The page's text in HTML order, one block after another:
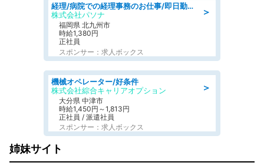
＞
経理/病院での経理事務のお仕事/即日勤務可/車通勤可/経理/一般事務
株式会社パソナ
福岡県 北九州市
時給1,380円
正社員
スポンサー：求人ボックス
＞
機械オペレーター/好条件
株式会社綜合キャリアオプション
大分県 中津市
時給1,450円～1,813円
正社員 / 派遣社員
スポンサー：求人ボックス
姉妹サイト